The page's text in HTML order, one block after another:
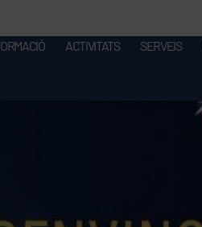
ACTIVITATS SERVEIS